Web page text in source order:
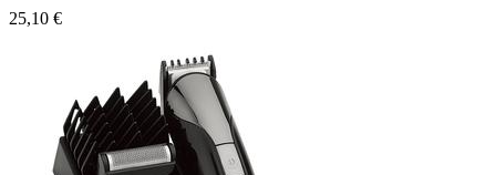
25,10 €